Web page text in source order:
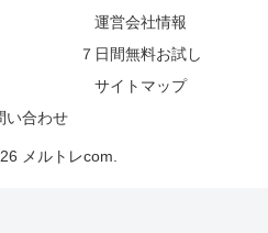
運営会社情報
７日間無料お試し
サイトマップ
い合わせ
メルトレcom.